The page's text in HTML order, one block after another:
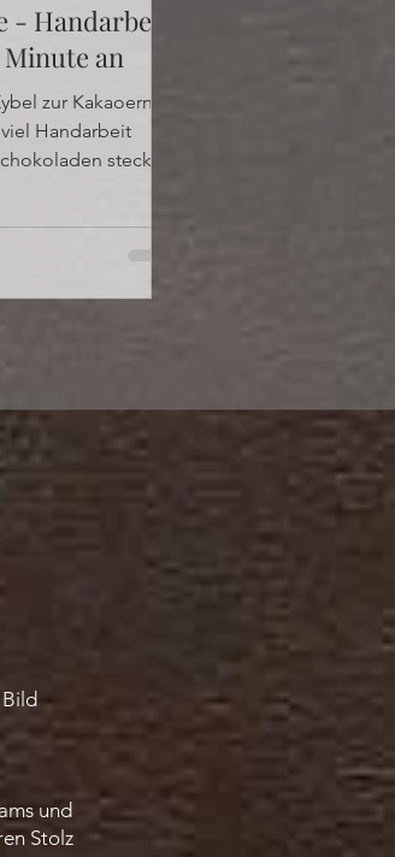
- Handarbeit
an
zur Kakaoernte
Handarbeit
steckt.
und
Stolz